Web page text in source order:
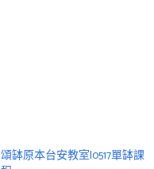
頌缽原本台安教室|0517單缽課